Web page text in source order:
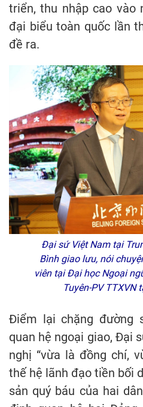
triển, thu nhập cao vào
đại biểu toàn quốc lần
đề ra.
Đại sứ Việt Nam tại
Bình giao lưu, nói
viên tại Đại học Ngoại
Tuyên-PV TTXVN
Điểm lại chặng đường
quan hệ ngoại giao, Đại
nghị “vừa là đồng chí,
thế hệ lãnh đạo tiền bối
sản quý báu của hai